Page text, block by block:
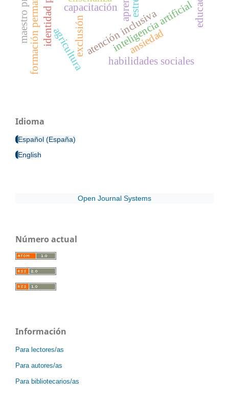
atención inclusiva
exclusión
capacitacióninteligencia artificial
estrés
ansiedad
formación permanente agricultura habilidades sociales
Idioma
Español (España)
English
Open Journal Systems
Número actual
Información
Para lectores/as
Para autores/as
Para bibliotecarios/as